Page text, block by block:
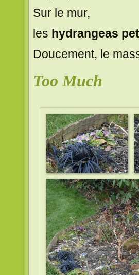
Sur le mur,
les hydrangeas
Doucement, le
Too Much